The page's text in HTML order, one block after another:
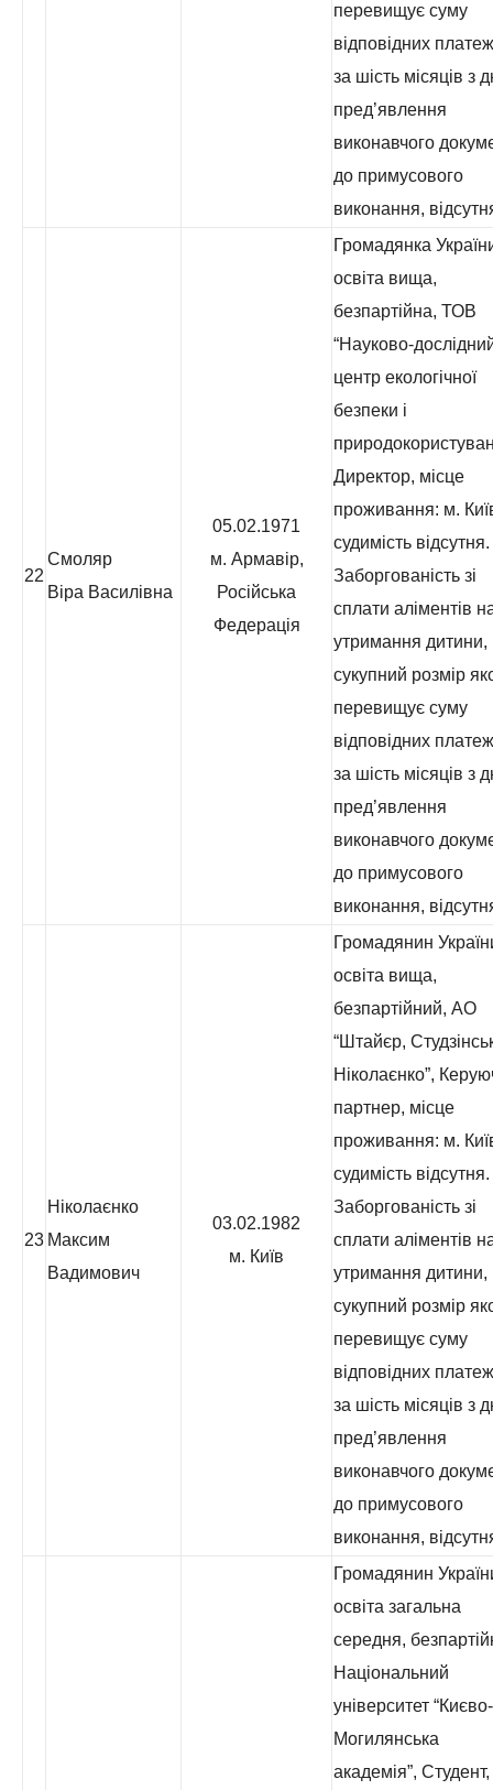
перевищує суму
відповідних
за шість місяців з
пред’явлення
виконавчого
до примусового
виконання,
22
Смоляр
Віра Василівна
05.02.1971
м. Армавір,
Російська
Федерація
Громадянка
освіта вища,
безпартійна, ТОВ
“Науково-
центр екологічної
безпеки і
Директор, місце
проживання: м.
судимість відсутня.
Заборгованість зі
сплати аліментів
утримання дитини,
сукупний розмір
перевищує суму
відповідних
за шість місяців з
пред’явлення
виконавчого
до примусового
виконання,
23
Ніколаєнко
Максим
Вадимович
03.02.1982
м. Київ
Громадянин
освіта вища,
безпартійний, АО
“Штайєр,
Ніколаєнко”,
партнер, місце
проживання: м.
судимість відсутня.
Заборгованість зі
сплати аліментів
утримання дитини,
сукупний розмір
перевищує суму
відповідних
за шість місяців з
пред’явлення
виконавчого
до примусового
виконання,
Громадянин
освіта загальна
середня,
Національний
університет “Києво-
Могилянська
академія”, Студент,